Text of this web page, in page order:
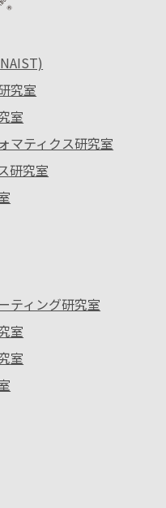
究室
室
マティクス研究室
研究室
ティング研究室
室
室